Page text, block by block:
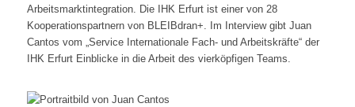
Arbeitsmarktintegration. Die IHK Erfurt ist einer von 28
Kooperationspartnern von BLEIBdran+. Im Interview gibt Juan
Cantos vom „Service Internationale Fach- und Arbeitskräfte“ der
IHK Erfurt Einblicke in die Arbeit des vierköpfigen Teams.